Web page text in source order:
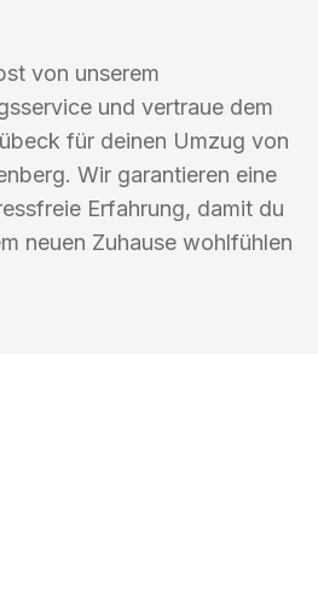
von unserem
und vertraue dem
für deinen Umzug von
Wir garantieren eine
Erfahrung, damit du
neuen Zuhause wohlfühlen